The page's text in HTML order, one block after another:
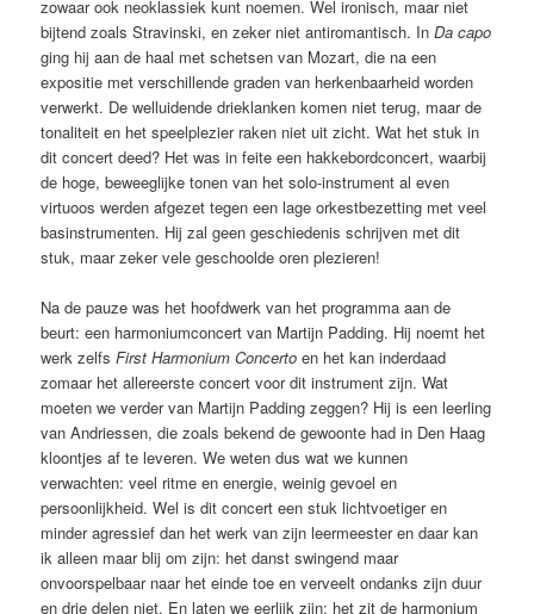
zowaar ook neoklassiek kunt noemen. Wel ironisch, maar niet
bijtend zoals Stravinski, en zeker niet antiromantisch. InDa capo
ging hij aan de haal met schetsen van Mozart, die na een
expositie met verschillende graden van herkenbaarheid worden
verwerkt. De welluidende drieklanken komen niet terug, maar de
tonaliteit en het speelplezier raken niet uit zicht. Wat het stuk in
dit concert deed? Het was in feite een hakkebordconcert, waarbij
de hoge, beweeglijke tonen van het solo-instrument al even
virtuoos werden afgezet tegen een lage orkestbezetting met veel
basinstrumenten. Hij zal geen geschiedenis schrijven met dit
stuk, maar zeker vele geschoolde oren plezieren!
Na de pauze was het hoofdwerk van het programma aan de
beurt: een harmoniumconcert van Martijn Padding. Hij noemt het
werk zelfsFirst Harmonium Concerto en het kan inderdaad
zomaar het allereerste concert voor dit instrument zijn. Wat
moeten we verder van Martijn Padding zeggen? Hij is een leerling
van Andriessen, die zoals bekend de gewoonte had in Den Haag
kloontjes af te leveren. We weten dus wat we kunnen
verwachten: veel ritme en energie, weinig gevoel en
persoonlijkheid. Wel is dit concert een stuk lichtvoetiger en
minder agressief dan het werk van zijn leermeester en daar kan
ik alleen maar blij om zijn: het danst swingend maar
onvoorspelbaar naar het einde toe en verveelt ondanks zijn duur
en drie delen niet. En laten we eerlijk zijn: het zit de harmonium